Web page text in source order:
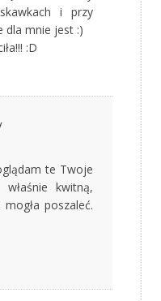
i przy
dla mnie jest :)
:D
te Twoje
kwitną,
poszaleć.